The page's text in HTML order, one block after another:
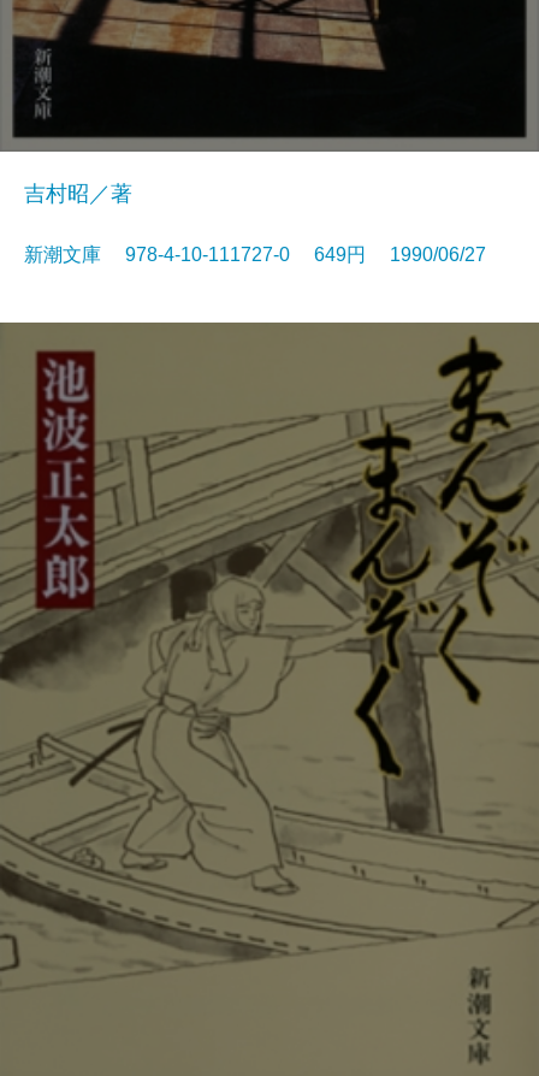
吉村昭／著
新潮文庫 978-4-10-111727-0 649円 1990/06/27